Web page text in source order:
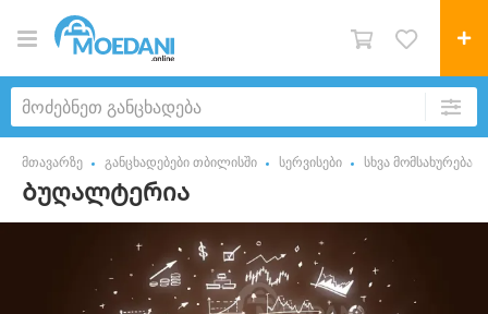
მთავარზე განცხადებები თბილისში სერვისები სხვა მომსახურება
Ბუღალტერია